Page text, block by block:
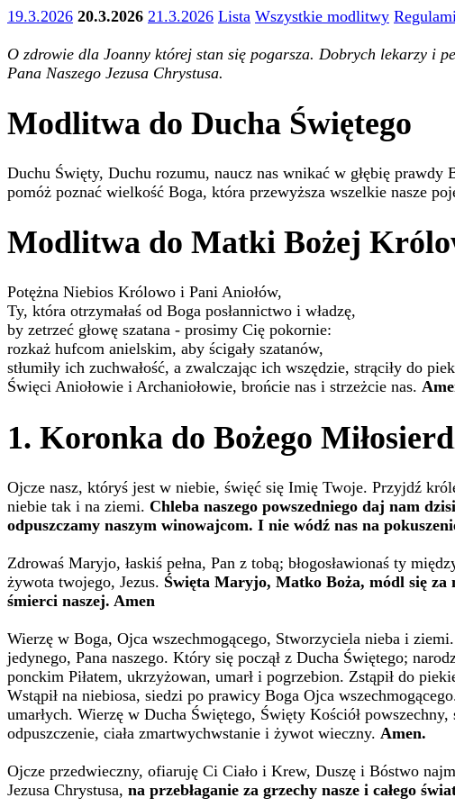
19.3.2026 20.3.2026 21.3.2026 Lista Wszystkie modlitwy
O zdrowie dla Joanny której stan się pogarsza. Dobrych lekarzy i
Pana Naszego Jezusa Chrystusa.
Modlitwa do Ducha Świętego
Duchu Święty, Duchu rozumu, naucz nas wnikać w głębię prawdy
pomóż poznać wielkość Boga, która przewyższa wszelkie nasze
Modlitwa do Matki Bożej
Potężna Niebios Królowo i Pani Aniołów,
Ty, która otrzymałaś od Boga posłannictwo i władzę,
by zetrzeć głowę szatana - prosimy Cię pokornie:
rozkaż hufcom anielskim, aby ścigały szatanów,
stłumiły ich zuchwałość, a zwalczając ich wszędzie, strąciły do
Święci Aniołowie i Archaniołowie, brońcie nas i strzeżcie nas.
1. Koronka do Bożego
Ojcze nasz, któryś jest w niebie, święć się Imię Twoje. Przyjdź
niebie tak i na ziemi. Chleba naszego powszedniego daj nam
odpuszczamy naszym winowajcom. I nie wódź nas na
Zdrowaś Maryjo, łaskiś pełna, Pan z tobą; błogosławionaś ty
żywota twojego, Jezus. Święta Maryjo, Matko Boża, módl się za
śmierci naszej. Amen
Wierzę w Boga, Ojca wszechmogącego, Stworzyciela nieba i
jedynego, Pana naszego. Który się począł z Ducha Świętego;
ponckim Piłatem, ukrzyżowan, umarł i pogrzebion. Zstąpił do
Wstąpił na niebiosa, siedzi po prawicy Boga Ojca
umarłych. Wierzę w Ducha Świętego, Święty Kościół
odpuszczenie, ciała zmartwychwstanie i żywot wieczny. Amen.
Ojcze przedwieczny, ofiaruję Ci Ciało i Krew, Duszę i Bóstwo
Jezusa Chrystusa, na przebłaganie za grzechy nasze i całego